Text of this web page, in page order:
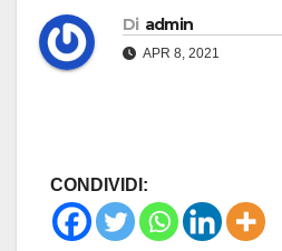
Di admin
APR 8, 2021
CONDIVIDI: